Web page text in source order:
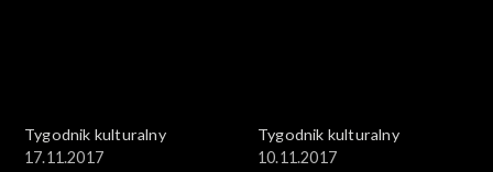
Tygodnik kulturalny
17.11.2017
Tygodnik kulturalny
10.11.2017